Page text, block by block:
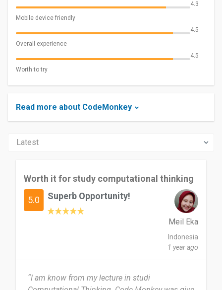
4.3
Mobile device friendly
4.5
Overall experience
4.5
Worth to try
Read more about CodeMonkey
Worth it for study computational thinking
5.0 Superb Opportunity!
Meil Eka
Indonesia
1 year ago
“I am know from my lecture in studi